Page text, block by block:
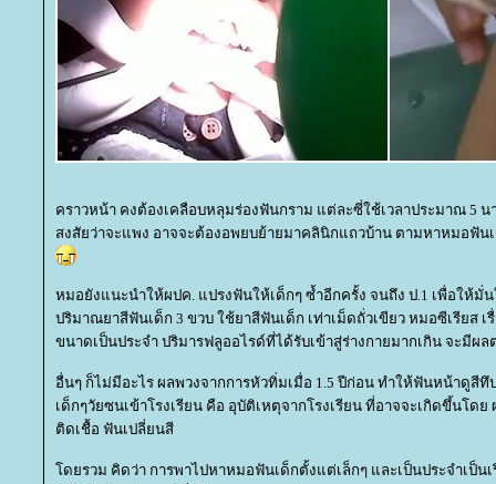
คราวหน้า คงต้องเคลือบหลุมร่องฟันกราม แต่ละซี่ใช้เวลาประมาณ 5
สงสัยว่าจะแพง อาจจะต้องอพยบย้ายมาคลินิกแถวบ้าน ตามหาหมอฟัน
หมอยังแนะนำให้ผปค. แปรงฟันให้เด็กๆ ซ้ำอีกครั้ง จนถึง ป.1 เพื่อให้มั่
ปริมาณยาสีฟันเด็ก 3 ขวบ ใช้ยาสีฟันเด็ก เท่าเม็ดถั่วเขียว หมอซีเรียส
ขนาดเป็นประจำ ปริมารฟลูออไรด์ที่ได้รับเข้าสู่ร่างกายมากเกิน จะมีผ
อื่นๆ ก็ไม่มีอะไร ผลพวงจากการหัวทิ่มเมื่อ 1.5 ปีก่อน ทำให้ฟันหน้าดูสี
เด็กๆวัยซนเข้าโรงเรียน คือ อุบัติเหตุจากโรงเรียน ที่อาจจะเกิดขึ้นโดย
ติดเชื้อ ฟันเปลี่ยนสี
ดยรวม คิดว่า การพาไปหาหมอฟันเด็กตั้งแต่เล็กๆ และเป็นประจำเป็น